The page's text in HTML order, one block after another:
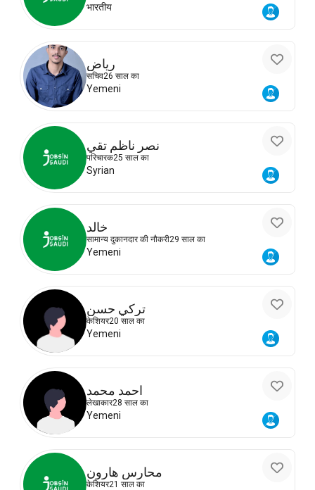
भारतीय
رياض
सचिव26 साल का
Yemeni
نصر ناظم تقي
परिचारक25 साल का
Syrian
خالد
सामान्य दुकानदार की नौकरी29 साल का
Yemeni
تركي حسن
केशियर20 साल का
Yemeni
احمد محمد
लेखाकार28 साल का
Yemeni
محارس هارون
केशियर21 साल का